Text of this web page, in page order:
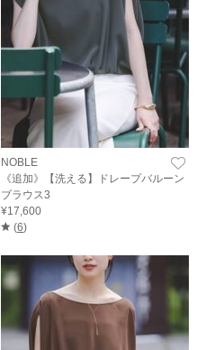
NOBLE
《追加》【洗える】ドレープバルーン
ブラウス3
¥17,600
(6)